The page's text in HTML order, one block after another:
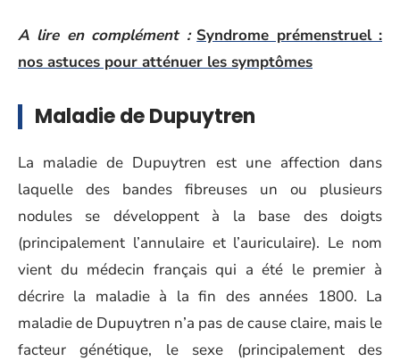
A lire en complément : Syndrome prémenstruel :
nos astuces pour atténuer les symptômes
Maladie de Dupuytren
La maladie de Dupuytren est une affection dans
laquelle des bandes fibreuses un ou plusieurs
nodules se développent à la base des doigts
(principalement l’annulaire et l’auriculaire). Le nom
vient du médecin français qui a été le premier à
décrire la maladie à la fin des années 1800. La
maladie de Dupuytren n’a pas de cause claire, mais le
facteur génétique, le sexe (principalement des